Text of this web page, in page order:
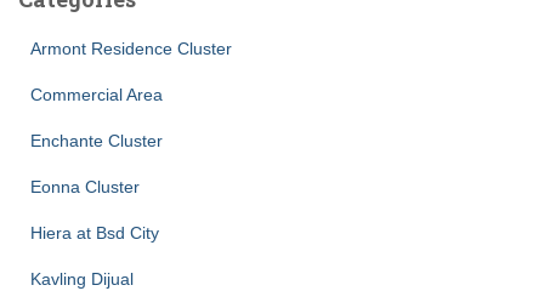
Armont Residence Cluster
Commercial Area
Enchante Cluster
Eonna Cluster
Hiera at Bsd City
Kavling Dijual